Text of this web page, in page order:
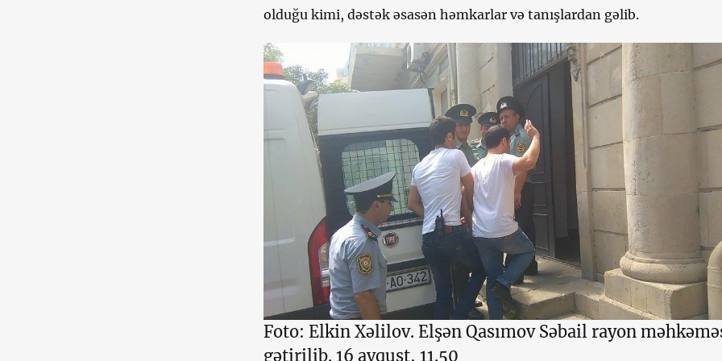
olduğu kimi, dəstək əsasən həmkarlar və tanışlardan gəlib.
Foto: Elkin Xəlilov. Elşən Qasımov Səbail rayon
gətirilib. 16 avqust, 11.50